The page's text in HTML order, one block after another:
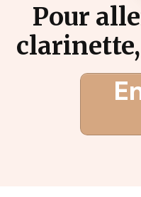
Pour